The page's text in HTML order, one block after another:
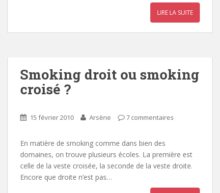
LIRE LA SUITE
Smoking droit ou smoking
croisé ?
15 février 2010 Arsène 7 commentaires
En matière de smoking comme dans bien des
domaines, on trouve plusieurs écoles. La première est
celle de la veste croisée, la seconde de la veste droite.
Encore que droite n’est pas…